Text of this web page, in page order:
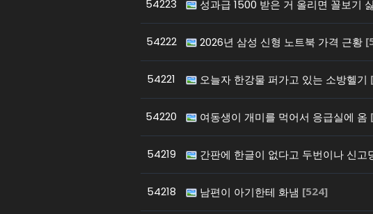
54223 성과급 1500 받은 거 올리면 꼴보기
54222 2026년 삼성 신형 노트북 가격 근황
54221 오늘자 한강물 퍼가고 있는 소방헬기
54220 여동생이 개미를 먹어서 응급실에 옴
54219 간판에 한글이 없다고 두번이나 신고
54218 남편이 아기한테 화냄 [524]